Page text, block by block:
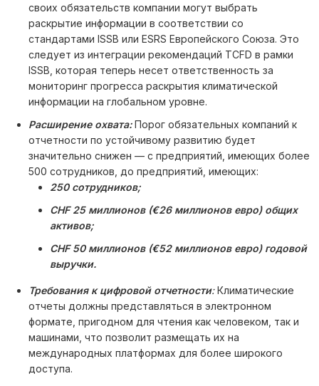
своих обязательств компании могут выбрать
раскрытие информации в соответствии со
стандартами ISSB или ESRS Европейского Союза. Это
следует из интеграции рекомендаций TCFD в рамки
ISSB, которая теперь несет ответственность за
мониторинг прогресса раскрытия климатической
информации на глобальном уровне.
Расширение охвата:Порог обязательных компаний к
отчетности по устойчивому развитию будет
значительно снижен — с предприятий, имеющих более
500 сотрудников, до предприятий, имеющих:
250 сотрудников;
CHF 25 миллионов (€26 миллионов евро) общих
активов;
CHF 50 миллионов (€52 миллионов евро) годовой
выручки.
Требования к цифровой отчетности:Климатические
отчеты должны представляться в электронном
формате, пригодном для чтения как человеком, так и
машинами, что позволит размещать их на
международных платформах для более широкого
доступа.